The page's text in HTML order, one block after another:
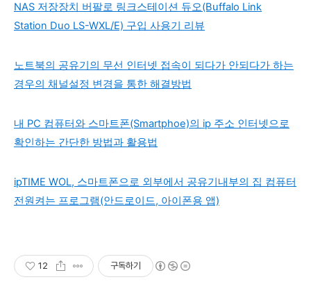
NAS 저장장치 버팔로 링크스테이션 듀오(Buffalo Link
Station Duo LS-WXL/E) 구입 사용기 리뷰
노트북의 공유기의 무선 인터넷 접속이 되다가 안되다가 하는
경우의 채널설정 변경을 통한 해결방법
내 PC 컴퓨터와 스마트폰(Smartphoe)의 ip 주소 인터넷으로
확인하는 간단한 방법과 활용법
ipTIME WOL, 스마트폰으로 외부에서 공유기내부의 집 컴퓨터
전원켜는 프로그램(안드로이드, 아이폰용 앱)
12 구독하기